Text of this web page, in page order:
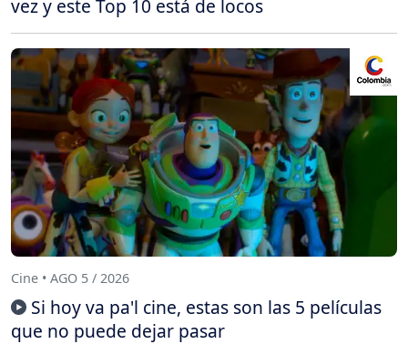
vez y este Top 10 está de locos
Cine • AGO 5 / 2026
Si hoy va pa'l cine, estas son las 5 películas
que no puede dejar pasar